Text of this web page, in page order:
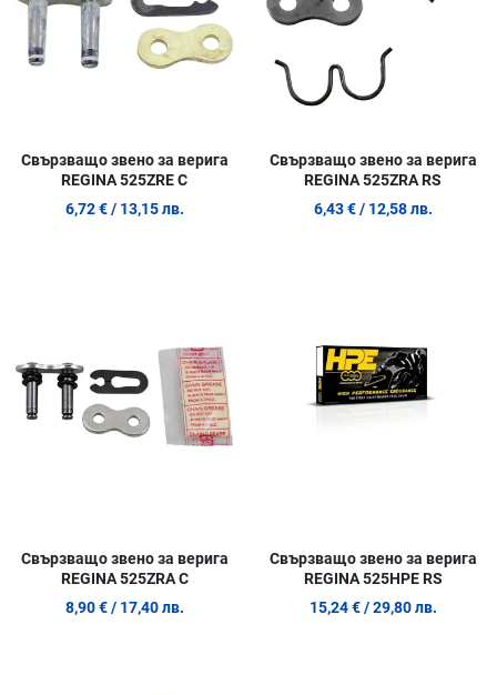
Свързващо звено за верига
REGINA 525ZRE C
6,72 € / 13,15 лв.
Свързващо звено за верига
REGINA 525ZRA RS
6,43 € / 12,58 лв.
Свързващо звено за верига
REGINA 525ZRA C
8,90 € / 17,40 лв.
Свързващо звено за верига
REGINA 525HPE RS
15,24 € / 29,80 лв.